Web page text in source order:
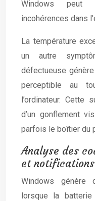
Windows peut
incohérences dans
La température
un autre
défectueuse
perceptible au
l’ordinateur. Cette
d’un gonflement
parfois le boîtier du
Analyse des
et
Windows génère
lorsque la